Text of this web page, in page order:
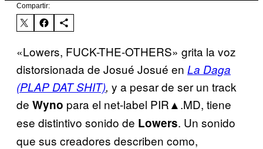
Compartir:
«Lowers, FUCK-THE-OTHERS» grita la voz
distorsionada de Josué Josué en La Daga
(PLAP DAT SHIT), y a pesar de ser un track
de Wyno para el net-label PIR▲.MD, tiene
ese distintivo sonido de Lowers. Un sonido
que sus creadores describen como,